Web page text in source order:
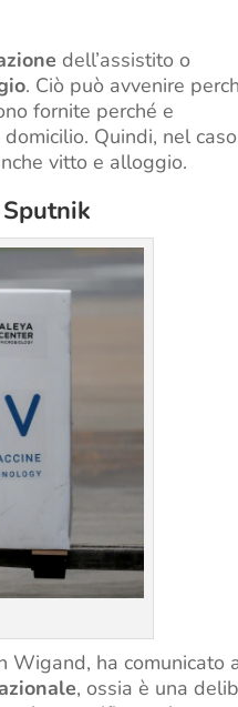
dell’assistito o
. Ciò può avvenire
fornite perché e
Quindi, nel
vitto e alloggio.
Wigand, ha comunicato
, ossia è una